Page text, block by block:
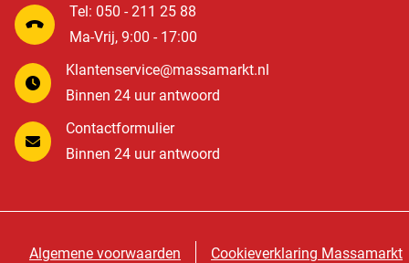
Tel: 050 - 211 25 88
Ma-Vrij, 9:00 - 17:00
Klantenservice@massamarkt.nl
Binnen 24 uur antwoord
Contactformulier
Binnen 24 uur antwoord
Algemene voorwaarden
Cookieverklaring Massamarkt